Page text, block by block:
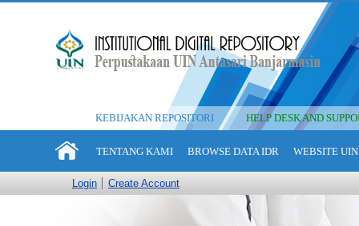
KEBIJAKAN REPOSITORI HELP DESK AND
TENTANG KAMI BROWSE DATA IDR WEBSITE
Login Create Account